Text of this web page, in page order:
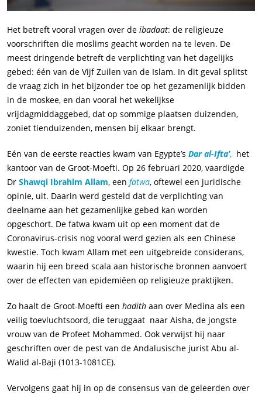
Het betreft vooral vragen over de ibadaat: de religieuze
voorschriften die moslims geacht worden na te leven. De
meest dringende betreft de verplichting van het dagelijks
gebed: één van de Vijf Zuilen van de Islam. In dit geval splitst
de vraag zich in het bijzonder toe op het gezamenlijk bidden
in de moskee, en dan vooral het wekelijkse
vrijdagmiddaggebed, dat op sommige plaatsen duizenden,
zoniet tienduizenden, mensen bij elkaar brengt.
Eén van de eerste reacties kwam van Egypte’s Dar al-Ifta’, het
kantoor van de Groot-Moefti. Op 26 februari 2020, vaardigde
Dr Shawqi Ibrahim Allam, een fatwa, oftewel een juridische
opinie, uit. Daarin werd gesteld dat de verplichting van
deelname aan het gezamenlijke gebed kan worden
opgeschort. De fatwa kwam uit op een moment dat de
Coronavirus-crisis nog vooral werd gezien als een Chinese
kwestie. Toch kwam Allam met een uitgebreide considerans,
waarin hij een breed scala aan historische bronnen aanvoert
over de effecten van epidemiēen op religieuze praktijken.
Zo haalt de Groot-Moefti een hadith aan over Medina als een
veilig toevluchtsoord, die teruggaat naar Aisha, de jongste
vrouw van de Profeet Mohammed. Ook verwijst hij naar
geschriften over de pest van de Andalusische jurist Abu al-
Walid al-Baji (1013-1081CE).
Vervolgens gaat hij in op de consensus van de geleerden over